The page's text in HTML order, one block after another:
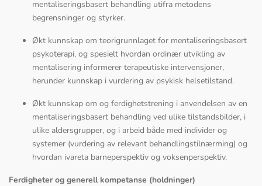
mentaliseringsbasert behandling utifra metodens
begrensninger og styrker.
Økt kunnskap om teorigrunnlaget for mentaliseringsbasert
psykoterapi, og spesielt hvordan ordinær utvikling av
mentalisering informerer terapeutiske intervensjoner,
herunder kunnskap i vurdering av psykisk helsetilstand.
Økt kunnskap om og ferdighetstrening i anvendelsen av en
mentaliseringsbasert behandling ved ulike tilstandsbilder, i
ulike aldersgrupper, og i arbeid både med individer og
systemer (vurdering av relevant behandlingstilnærming) og
hvordan ivareta barneperspektiv og voksenperspektiv.
Ferdigheter og generell kompetanse (holdninger)